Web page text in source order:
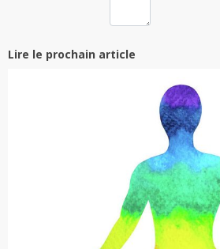
Lire le prochain article